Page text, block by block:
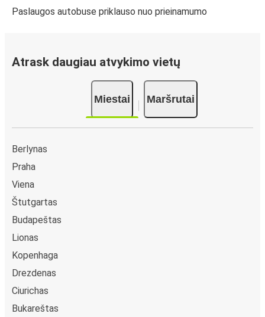
Paslaugos autobuse priklauso nuo prieinamumo
Atrask daugiau atvykimo vietų
Miestai Maršrutai
Berlynas
Praha
Viena
Štutgartas
Budapeštas
Lionas
Kopenhaga
Drezdenas
Ciurichas
Bukareštas